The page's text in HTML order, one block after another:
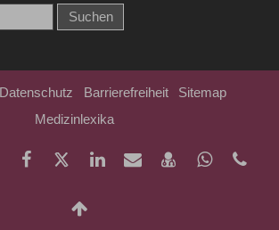
Datenschutz Barrierefreiheit
Sitemap
Medizinlexika
Auf
Xing
Auf
Facebook
Auf
Twitter
LinkedIn
Per
Mail
vCard
speichern
Auf
Whatsapp